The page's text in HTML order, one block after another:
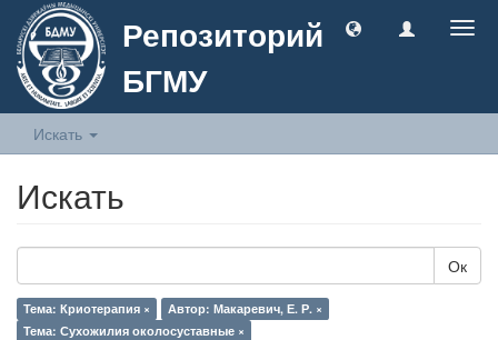
Репозиторий
БГМУ
Искать
Искать
Ок
Тема: Криотерапия ×
Автор: Макаревич, Е. Р. ×
Тема: Сухожилия околосуставные ×